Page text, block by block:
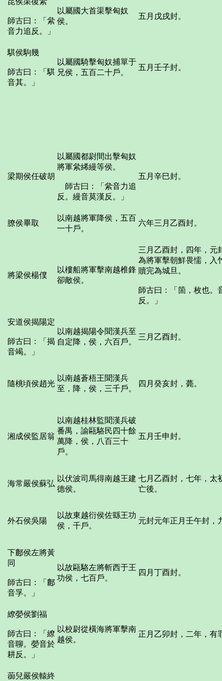
師古曰：「絫
音力追反。」
以屬國大首渠擊匈奴
侯。
五月戊戌封。
騏侯駒幾
師古曰：「騏
音其。」
以屬國騎擊匈奴捕單于
兄侯，五百二十戶。
五月壬子封。
梁期侯任破胡
以屬國都尉間出擊匈奴
將軍絫絺縵等侯。
師古曰：「絫音力追
反。縵音莫漢反。」
五月辛巳封。
膫侯畢取
以南越將軍降侯，五百
一十戶。
六年三月乙酉封。
將梁侯楊僕
以樓船將軍擊南越椎鋒
卻敵侯。
三月乙酉封，四年，元
為將軍擊朝鮮畏懦，入
贖完為城旦。
師古曰：「箇，枚也。
反。」
安道侯揭陽定
師古曰：「揭
音竭。」
以南越揭陽令聞漢兵至
自定降，侯，六百戶。
三月乙酉封。
隨桃頃侯趙光
以南越蒼梧王聞漢兵
至，降，侯，三千戶。
四月癸亥封，薨。
湘成侯監居翁
以南越桂林監聞漢兵破
番禺，諭甌駱民四十餘
萬降，侯，八百三十
戶。
五月壬申封。
海常嚴侯蘇弘
以伏波司馬得南越王建
德侯。
七月乙酉封，七年，太
亡後。
外石侯吳陽
以故東越衍侯佐繇王功
侯，千戶。
元封元年正月壬午封，
下鄜侯左將黃
同
師古曰：「鄜
音孚。」
以故甌駱左將斬西于王
功侯，七百戶。
四月丁酉封。
繚嫈侯劉福
師古曰：「繚
音聊。嫈音於
耕反。」
以校尉從橫海將軍擊南
越侯。
正月乙卯封，二年，有
蓹兒嚴侯轅終